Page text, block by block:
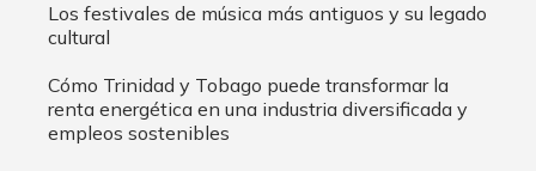
Los festivales de música más antiguos y su legado
cultural
Cómo Trinidad y Tobago puede transformar la
renta energética en una industria diversificada y
empleos sostenibles